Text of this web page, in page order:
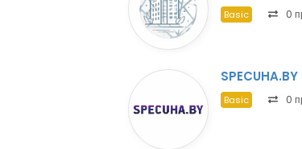
Basic 0
SPECUHA.BY
Basic 0